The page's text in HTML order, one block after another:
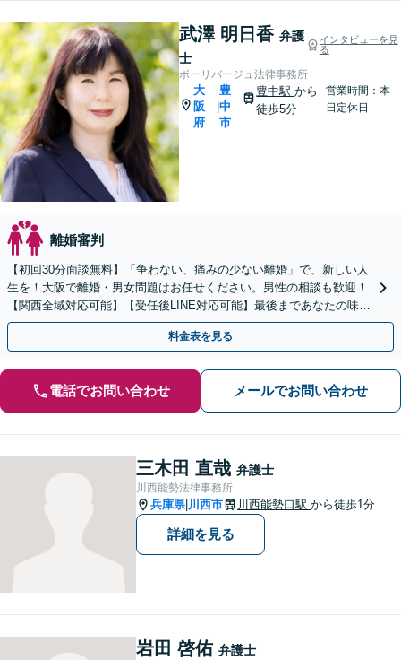
武澤 明日香 弁護
士
インタビューを見
る
ボーリバージュ法律事務所
大
阪
府
豊
中
市
豊中駅から
徒歩5分
営業時間：本
日定休日
離婚審判
【初回30分面談無料】「争わない、痛みの少ない離婚」で、新しい人
生を！大阪で離婚・男女問題はお任せください。男性の相談も歓迎！
【関西全域対応可能】【受任後LINE対応可能】最後まであなたの味方
です。【女性弁護士】【豊中駅徒歩5分】
料金表を見る
電話でお問い合わせ メールでお問い合わせ
三木田 直哉 弁護士
川西能勢法律事務所
兵庫県| 川西市 川西能勢口駅 から徒歩1分
詳細を見る
岩田 啓佑 弁護士